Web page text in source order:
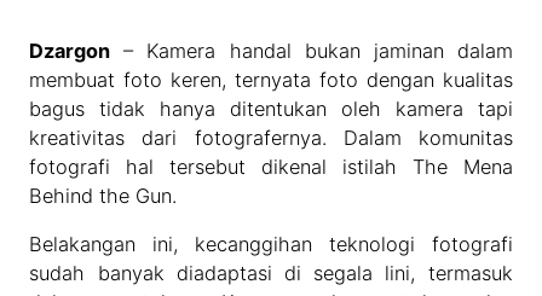
Dzargon – Kamera handal bukan jaminan dalam
membuat foto keren, ternyata foto dengan kualitas
bagus tidak hanya ditentukan oleh kamera tapi
kreativitas dari fotografernya. Dalam komunitas
fotografi hal tersebut dikenal istilah The Mena
Behind the Gun.
Belakangan ini, kecanggihan teknologi fotografi
sudah banyak diadaptasi di segala lini, termasuk